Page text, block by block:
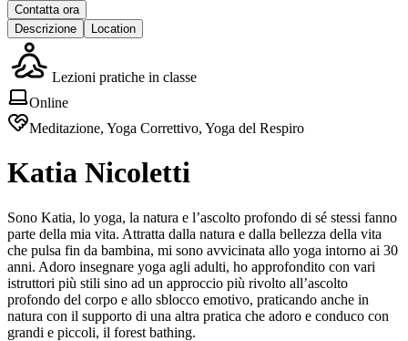
Contatta ora
Descrizione
Location
Lezioni pratiche in classe
Online
Meditazione, Yoga Correttivo, Yoga del Respiro
Katia Nicoletti
Sono Katia, lo yoga, la natura e l’ascolto profondo di sé stessi fanno
parte della mia vita. Attratta dalla natura e dalla bellezza della vita
che pulsa fin da bambina, mi sono avvicinata allo yoga intorno ai 30
anni. Adoro insegnare yoga agli adulti, ho approfondito con vari
istruttori più stili sino ad un approccio più rivolto all’ascolto
profondo del corpo e allo sblocco emotivo, praticando anche in
natura con il supporto di una altra pratica che adoro e conduco con
grandi e piccoli, il forest bathing.